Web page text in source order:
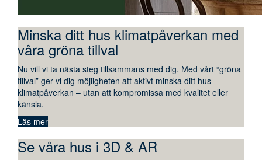
Minska ditt hus klimatpåverkan med
våra gröna tillval
Nu vill vi ta nästa steg tillsammans med dig. Med vårt “gröna
tillval” ger vi dig möjligheten att aktivt minska ditt hus
klimatpåverkan – utan att kompromissa med kvalitet eller
känsla.
Läs mer
Se våra hus i 3D & AR